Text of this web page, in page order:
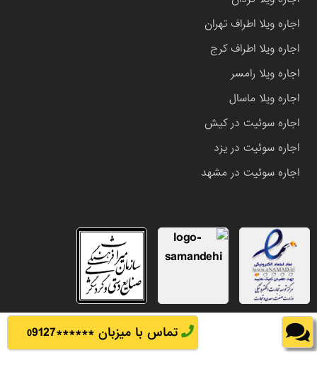
تماس با میزبان ****** 09127
اجاره ویلا اطراف تهران
اجاره ویلا اطراف کرج
اجاره ویلا رامسر
اجاره ویلا ماسال
اجاره سوئیت در کیش
اجاره سوئیت در یزد
اجاره سوئیت در مشهد
تمامی حقوق این وب سایت متعلق به املاک باشی می باشد.